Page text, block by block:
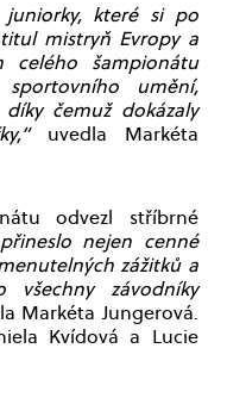
juniorky, které si po
mistryň Evropy a
celého šampionátu
umění,
čemuž dokázaly
uvedla Markéta
odvezl stříbrné
nejen cenné
zážitků a
závodníky
Markéta Jungerová.
Kvídová a Lucie